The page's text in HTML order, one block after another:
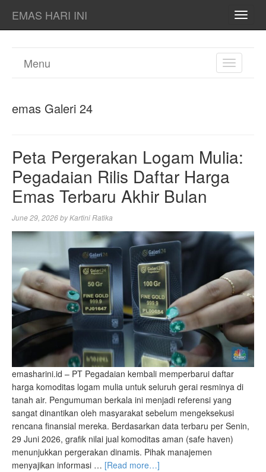
EMAS HARI INI
TOGGLE
Menu
emas Galeri 24
Peta Pergerakan Logam Mulia:
Pegadaian Rilis Daftar Harga
Emas Terbaru Akhir Bulan
June 29, 2026byKartini Ratika
emasharini.id – PT Pegadaian kembali memperbarui daftar
harga komoditas logam mulia untuk seluruh gerai resminya di
tanah air. Pengumuman berkala ini menjadi referensi yang
sangat dinantikan oleh masyarakat sebelum mengeksekusi
rencana finansial mereka. Berdasarkan data terbaru per Senin,
29 Juni 2026, grafik nilai jual komoditas aman (safe haven)
menunjukkan pergerakan dinamis. Pihak manajemen
menyajikan informasi … [Read more…]